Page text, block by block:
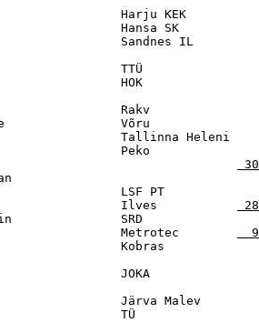
Karm
Timmusk
Kesaväli
Betlem
Kirss
30
Ilves
28
Metrotec
  9
Taavi
Ivar
Tähnas